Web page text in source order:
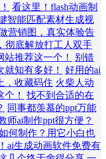
看这里！flash动画制
智能匹配素材生成视
营销图，真实体验告
彻底解放打工人双手
推荐这一个！
别错
知有多好！
好用的ai
，收藏码住 火柴人动
！
找不到合适的在
同事都羡慕的ppt万能
师ai制作ppt很方便？
何制作？用它小白也
ai生成动画软件免费有